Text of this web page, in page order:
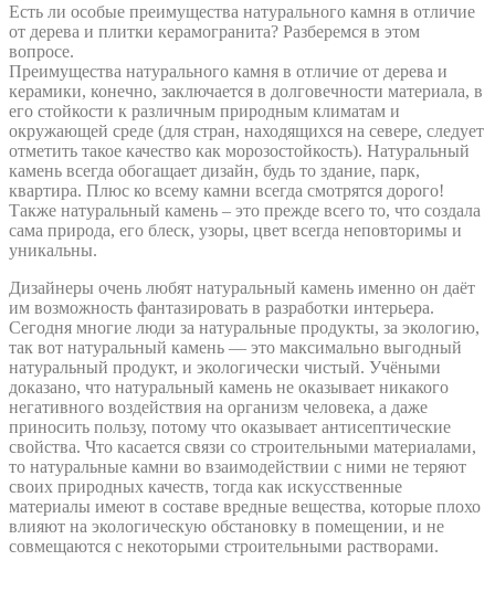
Есть ли особые преимущества натурального камня в отличие
от дерева и плитки керамогранита? Разберемся в этом
вопросе.
Преимущества натурального камня в отличие от дерева и
керамики, конечно, заключается в долговечности материала, в
его стойкости к различным природным климатам и
окружающей среде (для стран, находящихся на севере, следует
отметить такое качество как морозостойкость). Натуральный
камень всегда обогащает дизайн, будь то здание, парк,
квартира. Плюс ко всему камни всегда смотрятся дорого!
Также натуральный камень – это прежде всего то, что создала
сама природа, его блеск, узоры, цвет всегда неповторимы и
уникальны.
Дизайнеры очень любят натуральный камень именно он даёт
им возможность фантазировать в разработки интерьера.
Сегодня многие люди за натуральные продукты, за экологию,
так вот натуральный камень — это максимально выгодный
натуральный продукт, и экологически чистый. Учёными
доказано, что натуральный камень не оказывает никакого
негативного воздействия на организм человека, а даже
приносить пользу, потому что оказывает антисептические
свойства. Что касается связи со строительными материалами,
то натуральные камни во взаимодействии с ними не теряют
своих природных качеств, тогда как искусственные
материалы имеют в составе вредные вещества, которые плохо
влияют на экологическую обстановку в помещении, и не
совмещаются с некоторыми строительными растворами.